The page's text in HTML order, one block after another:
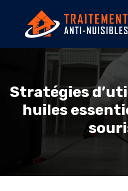
Stratégies
huiles